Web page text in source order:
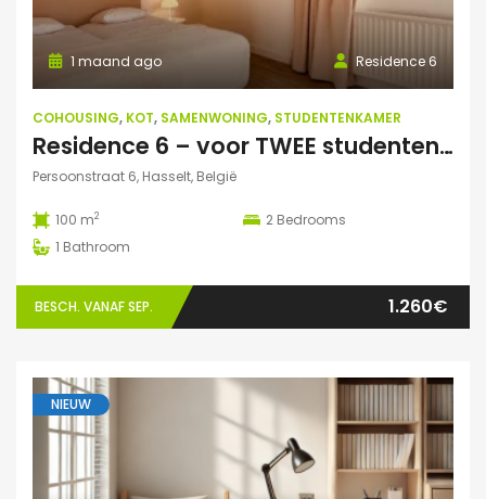
Residence 6
1 maand ago
COHOUSING, KOT, SAMENWONING, STUDENTENKAMER
Residence 6 – voor TWEE studenten: Exclusieve studentenduplex
Persoonstraat 6, Hasselt, België
100 m2 2 Bedrooms
1 Bathroom
BESCH. VANAF SEP. 1.260€
NIEUW